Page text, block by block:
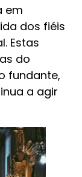
em
dos fiéis
Estas
do
fundante,
a agir